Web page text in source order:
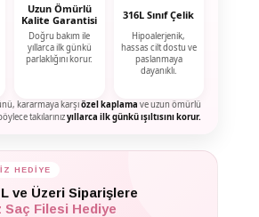
Uzun Ömürlü
Kalite Garantisi
Doğru bakım ile
yıllarca ilk günkü
parlaklığını korur.
316L Sınıf Çelik
Hipoalerjenik,
hassas cilt dostu ve
paslanmaya
dayanıklı.
kararmaya karşıözel kaplama ve uzun ömürlü
takılarınızyıllarca ilk günkü ışıltısını korur.
HEDİYE
ve Üzeri Siparişlere
Saç Filesi Hediye